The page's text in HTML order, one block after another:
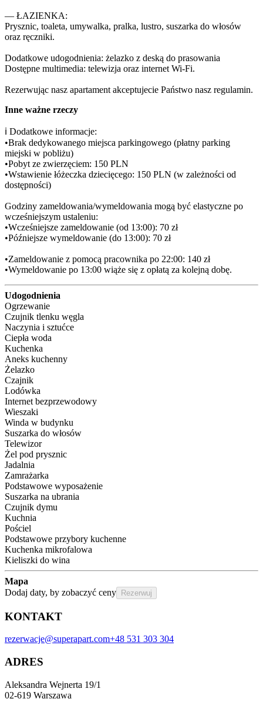
— ŁAZIENKA:
Prysznic, toaleta, umywalka, pralka, lustro, suszarka do włosów
oraz ręczniki.
Dodatkowe udogodnienia: żelazko z deską do prasowania
Dostępne multimedia: telewizja oraz internet Wi-Fi.
Rezerwując nasz apartament akceptujecie Państwo nasz regulamin.
Inne ważne rzeczy
ℹ️ Dodatkowe informacje:
•Brak dedykowanego miejsca parkingowego (płatny parking
miejski w pobliżu)
•Pobyt ze zwierzęciem: 150 PLN
•Wstawienie łóżeczka dziecięcego: 150 PLN (w zależności od
dostępności)
Godziny zameldowania/wymeldowania mogą być elastyczne po
wcześniejszym ustaleniu:
•Wcześniejsze zameldowanie (od 13:00): 70 zł
•Późniejsze wymeldowanie (do 13:00): 70 zł
•Zameldowanie z pomocą pracownika po 22:00: 140 zł
•Wymeldowanie po 13:00 wiąże się z opłatą za kolejną dobę.
Udogodnienia
Ogrzewanie
Czujnik tlenku węgla
Naczynia i sztućce
Ciepła woda
Kuchenka
Aneks kuchenny
Żelazko
Czajnik
Lodówka
Internet bezprzewodowy
Wieszaki
Winda w budynku
Suszarka do włosów
Telewizor
Żel pod prysznic
Jadalnia
Zamrażarka
Podstawowe wyposażenie
Suszarka na ubrania
Czujnik dymu
Kuchnia
Pościel
Podstawowe przybory kuchenne
Kuchenka mikrofalowa
Kieliszki do wina
Mapa
Dodaj daty, by zobaczyć ceny
Rezerwuj
KONTAKT
rezerwacje@superapart.com+48 531 303 304
ADRES
Aleksandra Wejnerta 19/1
02-619 Warszawa